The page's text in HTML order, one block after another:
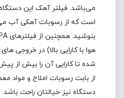
می‌باشد. فیلتر آهک این
است که از رسوبات آهکی آب
هوا با کارایی بالا) در خروجی
شده تا کارایی آن را بیش از
از بابت رسوبات املاح و مواد
دستگاه نیز خیالتان راحت